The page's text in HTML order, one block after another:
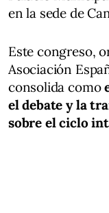
en la sede de
Este congreso,
Asociación
consolida como
el debate y la
sobre el ciclo